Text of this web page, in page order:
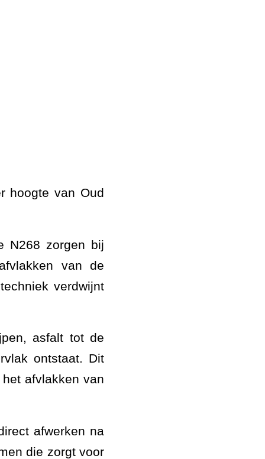
hoogte van Oud
N268 zorgen bij
van de
verdwijnt
asfalt tot de
ontstaat. Dit
afvlakken van
afwerken na
die zorgt voor